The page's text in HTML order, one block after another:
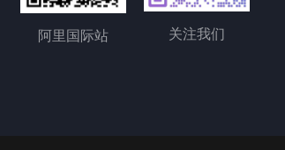
阿里国际站 关注我们